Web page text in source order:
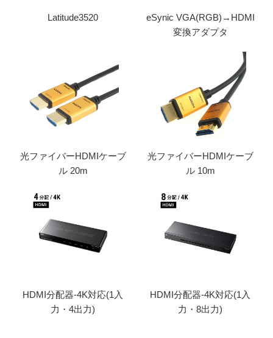
Latitude3520
eSynic VGA(RGB)→HDMI
変換アダプタ
光ファイバーHDMIケーブ
ル 20m
光ファイバーHDMIケーブ
ル 10m
HDMI分配器-4K対応(1入
力・4出力)
HDMI分配器-4K対応(1入
力・8出力)